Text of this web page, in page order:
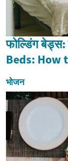
फोल्डिंग
Beds: How
भोजन